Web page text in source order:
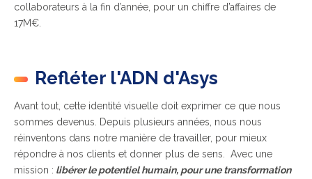
collaborateurs à la fin d’année, pour un chiffre d’affaires de
17M€.
Refléter l'ADN d'Asys
Avant tout, cette identité visuelle doit exprimer ce que nous
sommes devenus. Depuis plusieurs années, nous nous
réinventons dans notre manière de travailler, pour mieux
répondre à nos clients et donner plus de sens. Avec une
mission : libérer le potentiel humain, pour une transformation